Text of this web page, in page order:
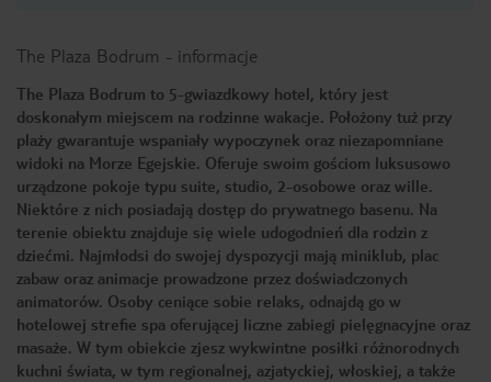
The Plaza Bodrum - informacje
The Plaza Bodrum to 5-gwiazdkowy hotel, który jest
doskonałym miejscem na rodzinne wakacje. Położony tuż przy
plaży gwarantuje wspaniały wypoczynek oraz niezapomniane
widoki na Morze Egejskie. Oferuje swoim gościom luksusowo
urządzone pokoje typu suite, studio, 2-osobowe oraz wille.
Niektóre z nich posiadają dostęp do prywatnego basenu. Na
terenie obiektu znajduje się wiele udogodnień dla rodzin z
dziećmi. Najmłodsi do swojej dyspozycji mają miniklub, plac
zabaw oraz animacje prowadzone przez doświadczonych
animatorów. Osoby ceniące sobie relaks, odnajdą go w
hotelowej strefie spa oferującej liczne zabiegi pielęgnacyjne oraz
masaże. W tym obiekcie zjesz wykwintne posiłki różnorodnych
kuchni świata, w tym regionalnej, azjatyckiej, włoskiej, a także